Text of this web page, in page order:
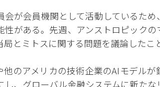
が会員機関として活動しているため
がある。先週、アンストロピック
とミトスに関する問題を議論したこ
のアメリカの技術企業のAIモデル
、グローバル金融システムに新た